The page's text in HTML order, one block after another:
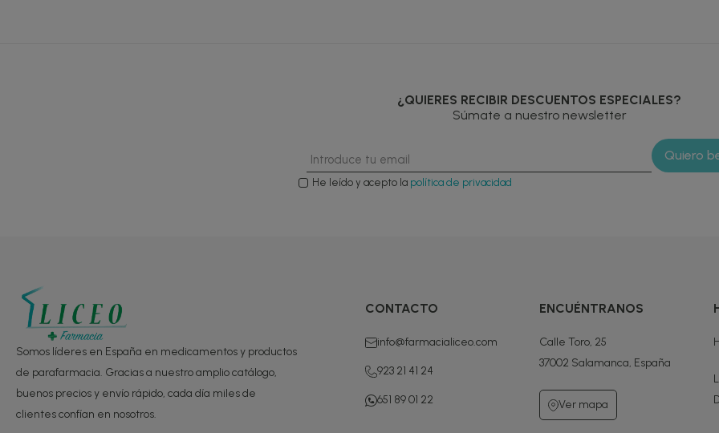
¿QUIERES RECIBIR DESCUENTOS ESPECIALES?
Súmate a nuestro newsletter
He leído y acepto la política de privacidad
Somos líderes en España en medicamentos y productos
de parafarmacia. Gracias a nuestro amplio catálogo,
buenos precios y envío rápido, cada día miles de
clientes confían en nosotros.
CONTACTO
info@farmacialiceo.com
923 21 41 24
651 89 01 22
ENCUÉNTRANOS
Calle Toro, 25
37002 Salamanca, España
Ver mapa